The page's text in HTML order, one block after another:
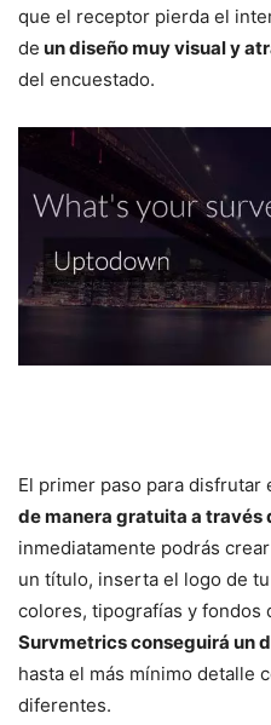
que el receptor pierda el
de un diseño muy visual y
del encuestado.
El primer paso para disfrutar
de manera gratuita a través
inmediatamente podrás
un título, inserta el logo de
colores, tipografías y fondos
Survmetrics conseguirá un
hasta el más mínimo detalle
diferentes.